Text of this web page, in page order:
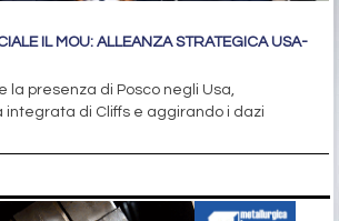
IL MOU: ALLEANZA STRATEGICA USA-
la presenza di Posco negli Usa,
integrata di Cliffs e aggirando i dazi